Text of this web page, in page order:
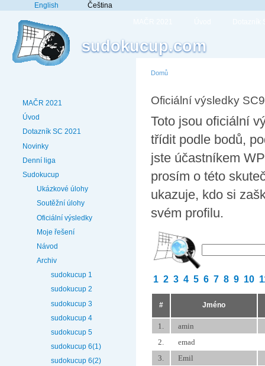
English Čeština
sudokucup.com
MAČR 2021
Úvod
Dotazník SC 2021
Novinky
Denní liga
Sudokucup
Ukázkové úlohy
Soutěžní úlohy
Oficiální výsledky
Moje řešení
Návod
Archiv
sudokucup 1
sudokucup 2
sudokucup 3
sudokucup 4
sudokucup 5
sudokucup 6(1)
sudokucup 6(2)
Domů
Oficiální výsledky SC9
Toto jsou oficiální
třídit podle bodů,
jste účastníkem
prosím o této
ukazuje, kdo si
svém profilu.
1 2 3 4 5 6 7 8 9 10
# Jméno
1.
amin
2.
emad
3.
Emil